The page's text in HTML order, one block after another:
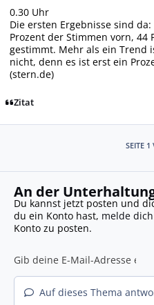
0.30 Uhr
Die ersten Ergebnisse sind
Prozent der Stimmen vorn, 44
gestimmt. Mehr als ein Trend
nicht, denn es ist erst ein
(stern.de)
Zitat
SEITE
An der
Du kannst jetzt posten und
du ein Konto hast, melde
Konto zu posten.
Auf dieses Thema